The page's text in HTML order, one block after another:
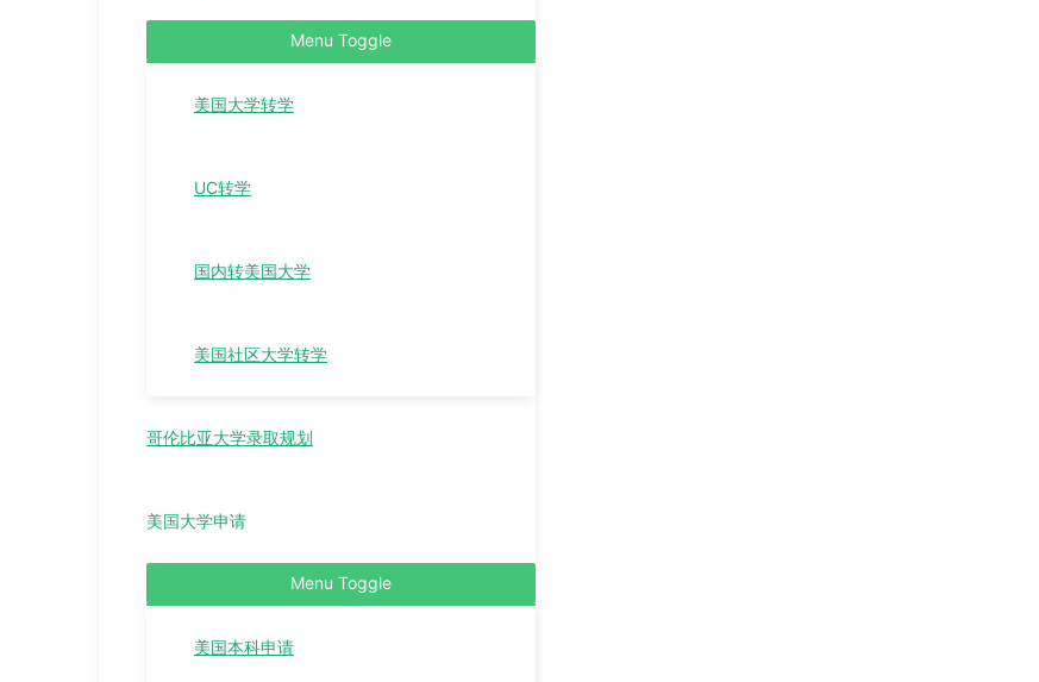
Menu Toggle
美国大学转学
UC转学
国内转美国大学
美国社区大学转学
哥伦比亚大学录取规划
美国大学申请
Menu Toggle
美国本科申请